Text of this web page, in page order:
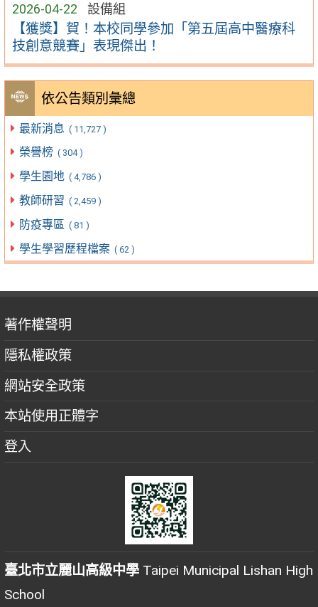
2026-04-22 設備組
【獲獎】賀！本校同學參加「第五屆高中醫療科
技創意競賽」表現傑出！
依公告類別彙總
最新消息 ( 11,727 )
榮譽榜 ( 304 )
學生園地 ( 4,786 )
教師研習 ( 2,459 )
防疫專區 ( 81 )
學生學習歷程檔案 ( 62 )
著作權聲明
隱私權政策
網站安全政策
本站使用正體字
登入
臺北市立麗山高級中學 Taipei Municipal Lishan High
School